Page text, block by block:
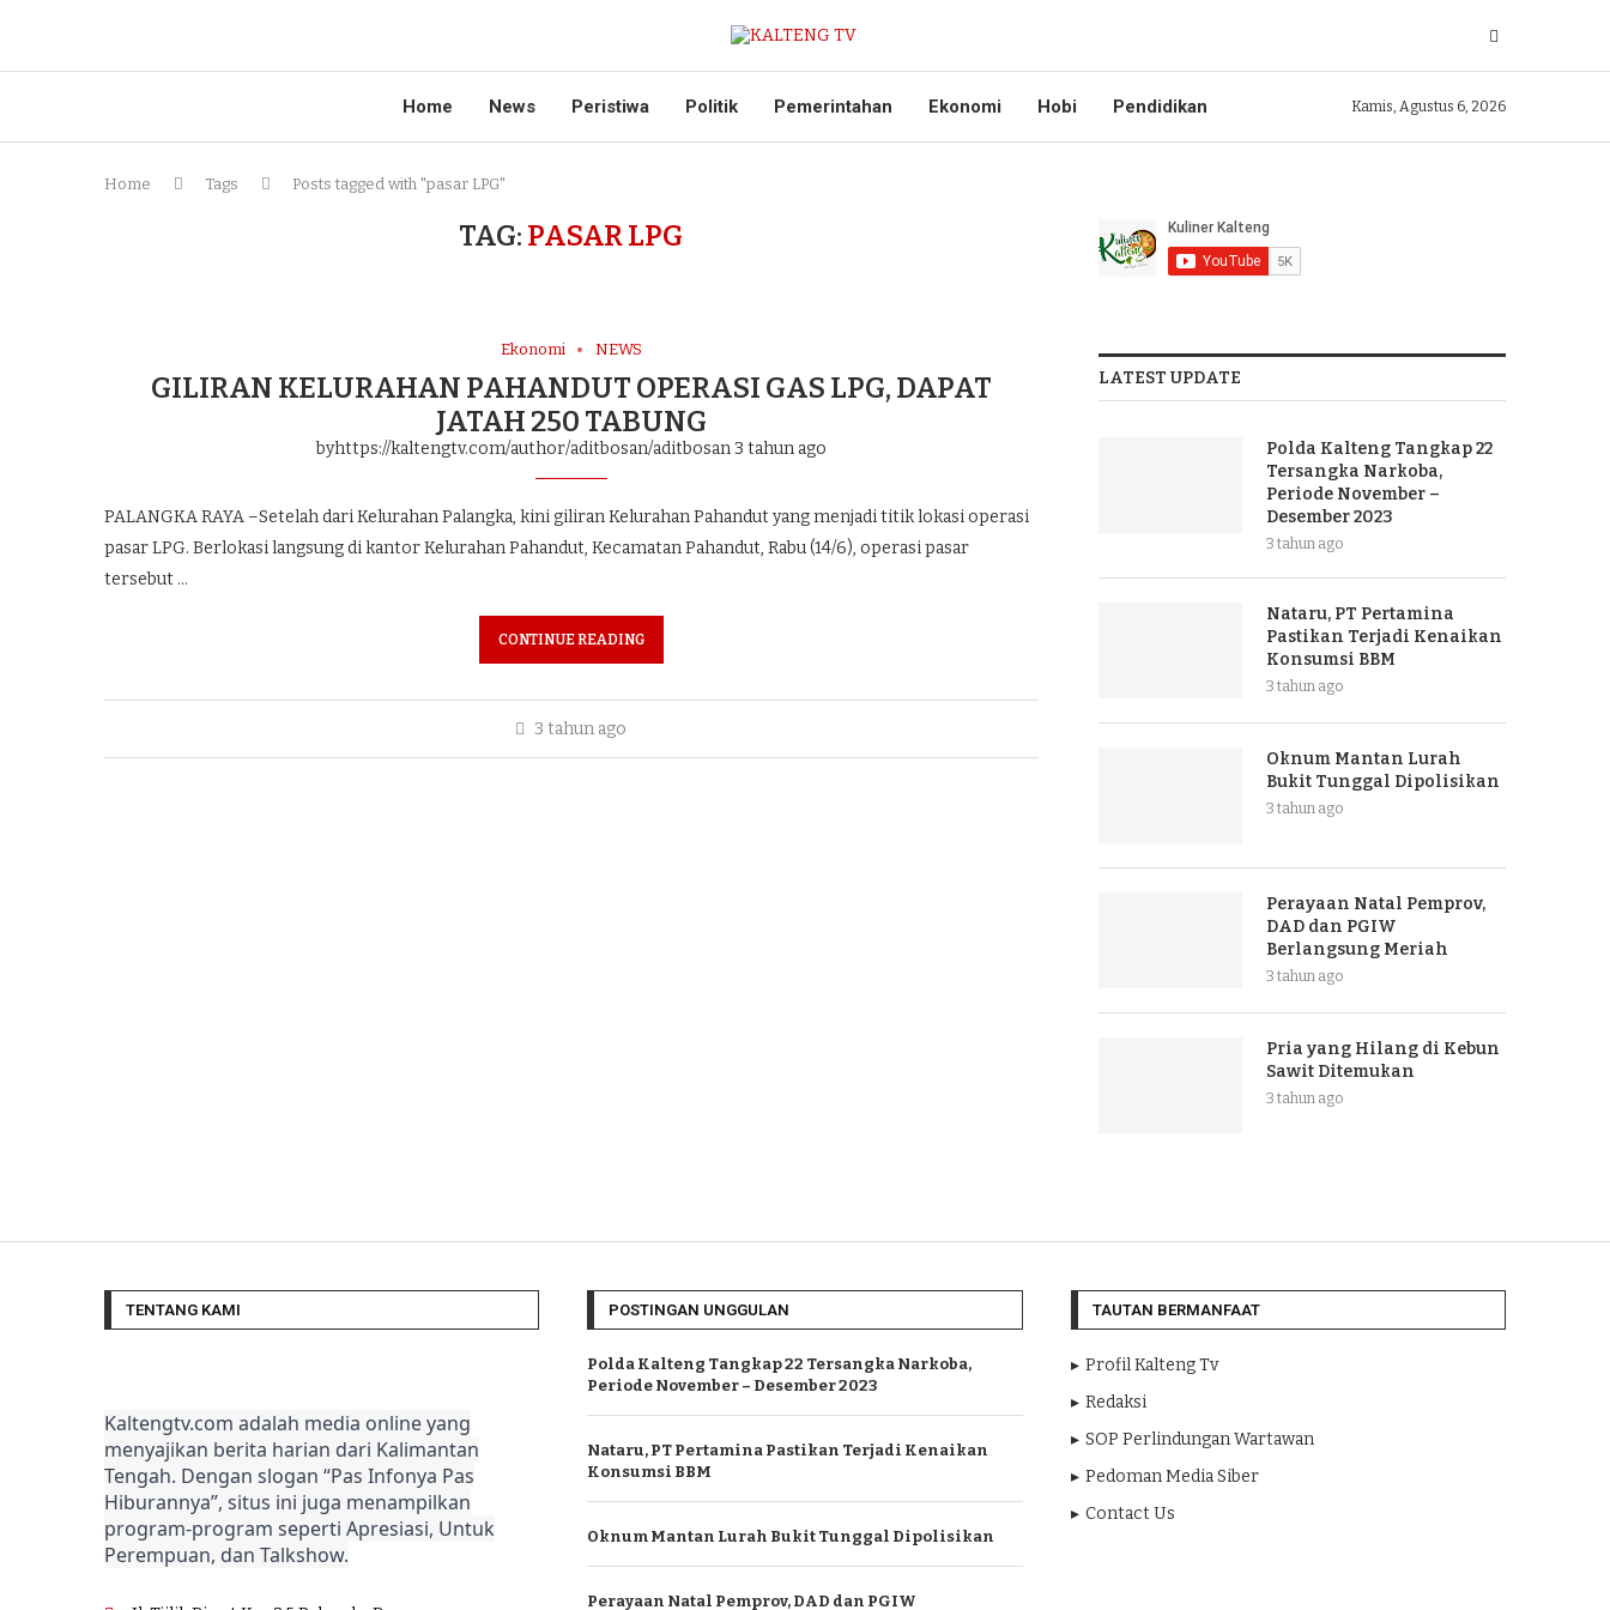
Home News Peristiwa Politik Pemerintahan Ekonomi Hobi Pendidikan Kamis, Agustus 6, 2026
Home Tags Posts tagged with "pasar LPG"
TAG: PASAR LPG
Ekonomi NEWS
GILIRAN KELURAHAN PAHANDUT OPERASI GAS LPG, DAPAT
JATAH 250 TABUNG
byhttps://kaltengtv.com/author/aditbosan/aditbosan3 tahun ago
PALANGKA RAYA –Setelah dari Kelurahan Palangka, kini giliran Kelurahan Pahandut yang menjadi titik lokasi operasi
pasar LPG. Berlokasi langsung di kantor Kelurahan Pahandut, Kecamatan Pahandut, Rabu (14/6), operasi pasar
tersebut …
CONTINUE READING
3 tahun ago
LATEST UPDATE
Polda Kalteng Tangkap 22
Tersangka Narkoba,
Periode November –
Desember 2023
3 tahun ago
Nataru, PT Pertamina
Pastikan Terjadi Kenaikan
Konsumsi BBM
3 tahun ago
Oknum Mantan Lurah
Bukit Tunggal Dipolisikan
3 tahun ago
Perayaan Natal Pemprov,
DAD dan PGIW
Berlangsung Meriah
3 tahun ago
Pria yang Hilang di Kebun
Sawit Ditemukan
3 tahun ago
TENTANG KAMI
Kaltengtv.com adalah media online yang
menyajikan berita harian dari Kalimantan
Tengah. Dengan slogan “Pas Infonya Pas
Hiburannya”, situs ini juga menampilkan
program-program seperti Apresiasi, Untuk
Perempuan, dan Talkshow.
POSTINGAN UNGGULAN
Polda Kalteng Tangkap 22 Tersangka Narkoba,
Periode November – Desember 2023
Nataru, PT Pertamina Pastikan Terjadi Kenaikan
Konsumsi BBM
Oknum Mantan Lurah Bukit Tunggal Dipolisikan
Perayaan Natal Pemprov, DAD dan PGIW
TAUTAN BERMANFAAT
Profil Kalteng Tv
Redaksi
SOP Perlindungan Wartawan
Pedoman Media Siber
Contact Us